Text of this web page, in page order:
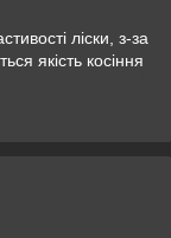
ліски, з-за
якість косіння